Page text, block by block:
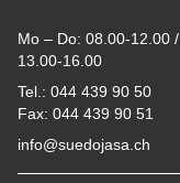
Mo – Do: 08.00-12.00
13.00-16.00
Tel.: 044 439 90 50
Fax: 044 439 90 51
info@suedojasa.ch